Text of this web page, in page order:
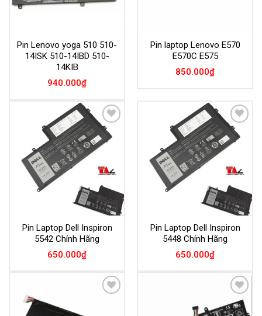
Pin Lenovo yoga 510 510-
14ISK 510-14IBD 510-
14KIB
940.000₫
Pin laptop Lenovo E570
E570C E575
850.000₫
Add to
Wishlist
Pin Laptop Dell Inspiron
5542 Chính Hãng
650.000₫
Add to
Wishlist
Pin Laptop Dell Inspiron
5448 Chính Hãng
650.000₫
Add to
Wishlist